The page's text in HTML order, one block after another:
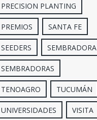
PRECISION PLANTING
PREMIOS SANTA FE
SEEDERS SEMBRADORA
SEMBRADORAS
TENOAGRO TUCUMÁN
UNIVERSIDADES VISITA